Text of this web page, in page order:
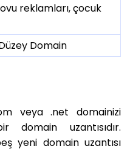
reklamları, çocuk
Domain
veya .net domainizi
domain uzantısıdır.
yeni domain uzantısı